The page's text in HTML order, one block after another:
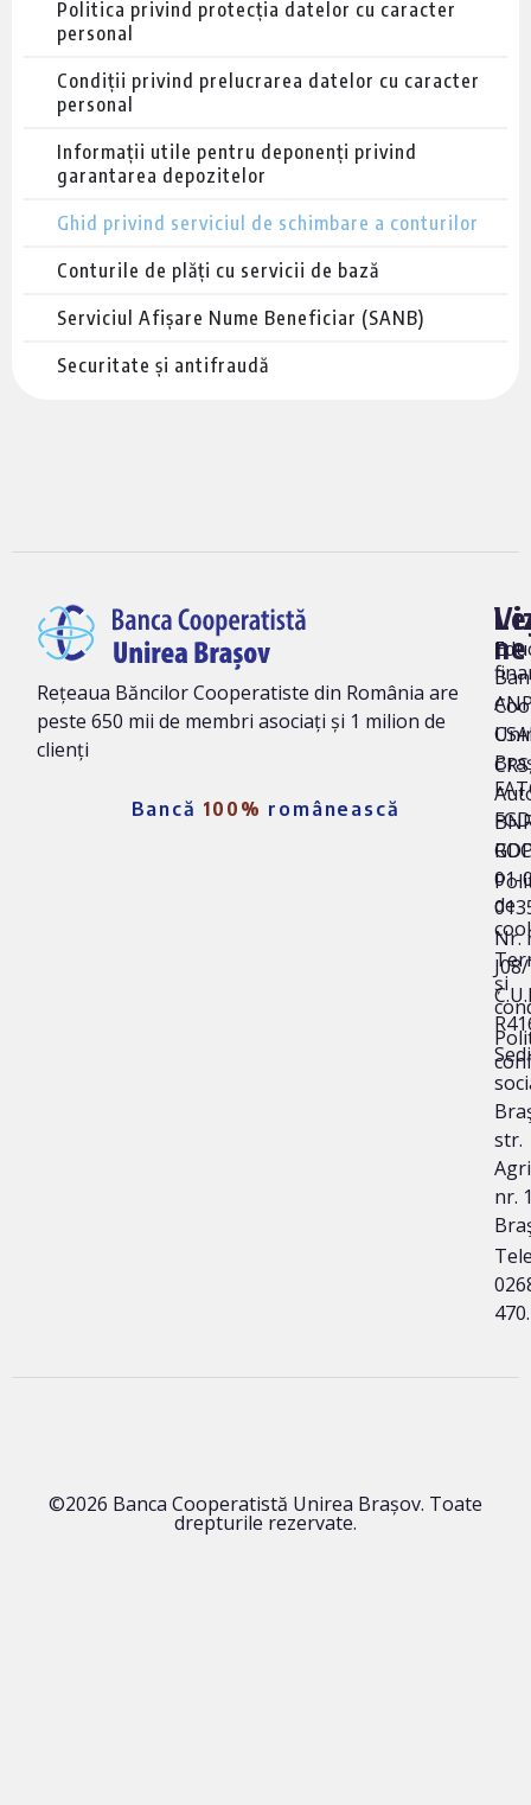
Politica privind protecția datelor cu caracter
personal
Condiții privind prelucrarea datelor cu caracter
personal
Informații utile pentru deponenți privind
garantarea depozitelor
Ghid privind serviciul de schimbare a conturilor
Conturile de plăți cu servicii de bază
Serviciul Afișare Nume Beneficiar (SANB)
Securitate și antifraudă
Rețeaua Băncilor Cooperatiste din România are
peste 650 mii de membri asociați și 1 milion de
clienți
Bancă 100% românească
ne
01-
Nr.
str.
nr.
de
și
©2026 Banca Cooperatistă Unirea Brașov. Toate
drepturile rezervate.